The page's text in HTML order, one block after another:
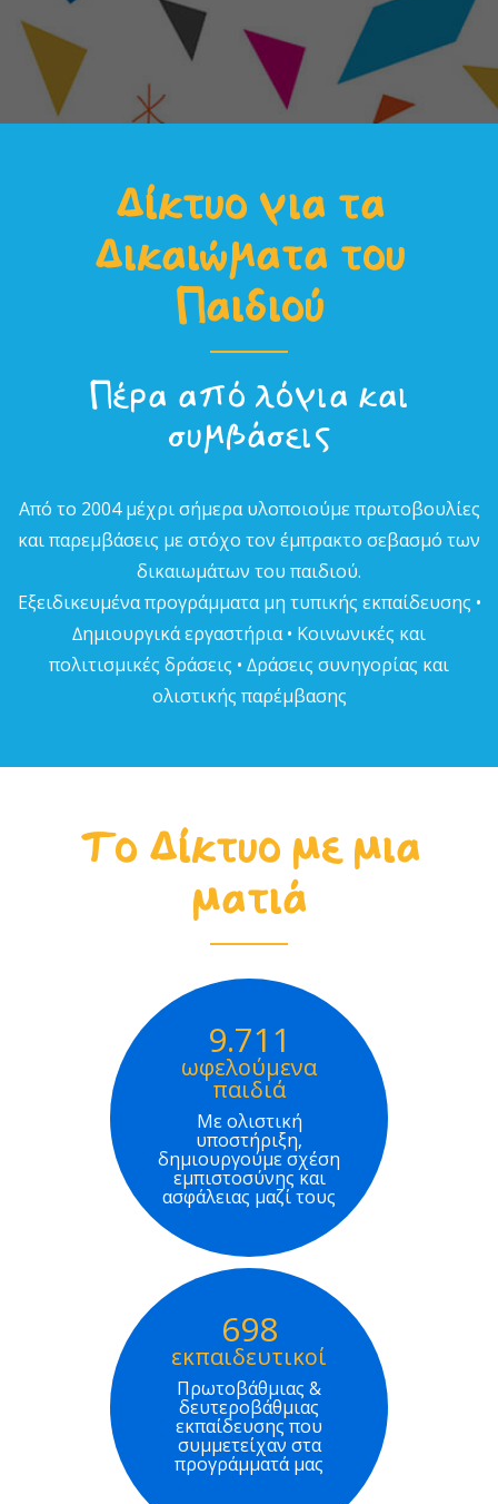
Δίκτυο για τα
Δικαιώµατα του
Παιδιού
Πέρα από λόγια και
συµβάσεις
Από το 2004 µέχρι σήµερα υλοποιούµε πρωτοβουλίες
και παρεµβάσεις µε στόχο τον έµπρακτο σεβασµό των
δικαιωµάτων του παιδιού.
Εξειδικευµένα προγράµµατα µη τυπικής εκπαίδευσης •
∆ηµιουργικά εργαστήρια • Κοινωνικές και
πολιτισµικές δράσεις • ∆ράσεις συνηγορίας και
ολιστικής παρέµβασης
Το Δίκτυο με μια
ματιά
9.711
ωφελούμενα
παιδιά
Με ολιστική
υποστήριξη,
δημιουργούμε σχέση
εμπιστοσύνης και
ασφάλειας μαζί τους
698
εκπαιδευτικοί
Πρωτοβάθμιας &
δευτεροβάθμιας
εκπαίδευσης που
συμμετείχαν στα
προγράμματά μας